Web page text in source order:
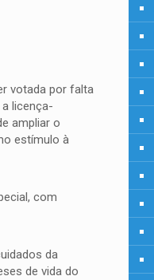
votada por falta
licença-
ampliar o
estímulo à
com
da
de vida do